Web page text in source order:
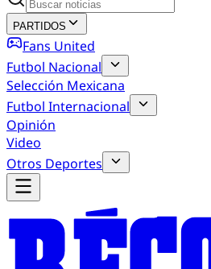
PARTIDOS
Fans United
Futbol Nacional
Selección Mexicana
Futbol Internacional
Opinión
Video
Otros Deportes